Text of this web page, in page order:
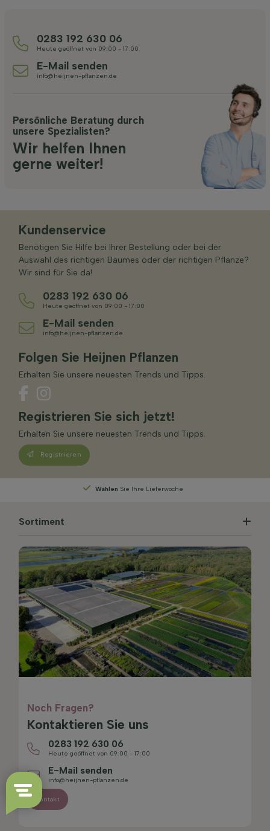
0283 192 630 06
Heute geöffnet von 09:00 - 17:00
E-Mail senden
info@heijnen-pflanzen.de
Persönliche Beratung durch
unsere Spezialisten?
Wir helfen Ihnen
gerne weiter!
Kundenservice
Benötigen Sie Hilfe bei Ihrer Bestellung oder bei der
Auswahl des richtigen Baumes oder der richtigen Pflanze?
Wir sind für Sie da!
0283 192 630 06
Heute geöffnet von 09:00 - 17:00
E-Mail senden
info@heijnen-pflanzen.de
Folgen Sie Heijnen Pflanzen
Erhalten Sie unsere neuesten Trends und Tipps.
Registrieren Sie sich jetzt!
Erhalten Sie unsere neuesten Trends und Tipps.
Registrieren
Wählen Sie Ihre Lieferwoche
Sortiment
Noch Fragen?
Kontaktieren Sie uns
0283 192 630 06
Heute geöffnet von 09:00 - 17:00
E-Mail senden
info@heijnen-pflanzen.de
Kontakt